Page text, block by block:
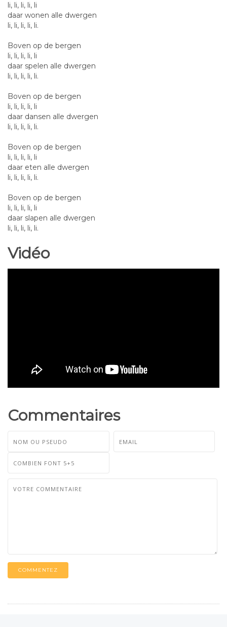
li, li, li, li, li
daar wonen alle dwergen
li, li, li, li, li.
Boven op de bergen
li, li, li, li, li
daar spelen alle dwergen
li, li, li, li, li.
Boven op de bergen
li, li, li, li, li
daar dansen alle dwergen
li, li, li, li, li.
Boven op de bergen
li, li, li, li, li
daar eten alle dwergen
li, li, li, li, li.
Boven op de bergen
li, li, li, li, li
daar slapen alle dwergen
li, li, li, li, li.
Vidéo
Commentaires
COMMENTEZ